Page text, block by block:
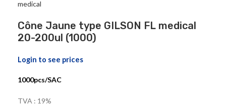
Cône Jaune type GILSON FL medical
20-200ul (1000)
Login to see prices
1000pcs/SAC
TVA : 19%